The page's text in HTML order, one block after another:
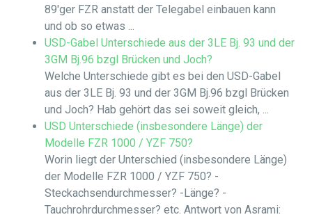
89'ger FZR anstatt der Telegabel einbauen kann
und ob so etwas ...
USD-Gabel Unterschiede aus der 3LE Bj. 93 und der
3GM Bj.96 bzgl Brücken und Joch?
Welche Unterschiede gibt es bei den USD-Gabel
aus der 3LE Bj. 93 und der 3GM Bj.96 bzgl Brücken
und Joch? Hab gehört das sei soweit gleich, ...
USD Unterschiede (insbesondere Länge) der
Modelle FZR 1000 / YZF 750?
Worin liegt der Unterschied (insbesondere Länge)
der Modelle FZR 1000 / YZF 750? -
Steckachsendurchmesser? -Länge? -
Tauchrohrdurchmesser? etc. Antwort von Asrami: